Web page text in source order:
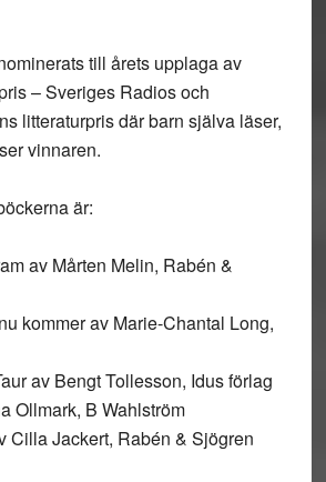
till årets upplaga av
– Sveriges Radios och
litteraturpris där barn själva läser,
vinnaren.
är:
av Mårten Melin, Rabén &
kommer av Marie-Chantal Long,
av Bengt Tollesson, Idus förlag
Ollmark, B Wahlström
Cilla Jackert, Rabén & Sjögren